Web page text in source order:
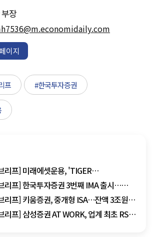
부장
이지
프 #한국투자증권
리프] 미래에셋운용, 'TIGER
티브' 배당 실시 外
리프] 한국투자증권 3번째 IMA 출시…
外
리프] 키움증권, 중개형 ISA…잔액 3조원
리프] 삼성증권 AT WORK, 업계 최초 RSA